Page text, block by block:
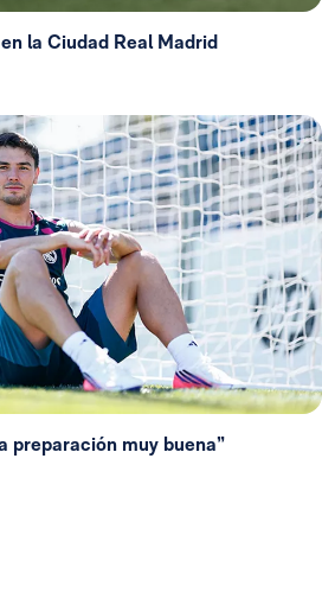
la Ciudad Real Madrid
preparación muy buena”